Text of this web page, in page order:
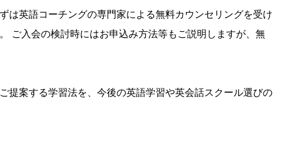
は英語コーチングの専門家による無料カウンセリングを受け
ご入会の検討時にはお申込み方法等もご説明しますが、無
提案する学習法を、今後の英語学習や英会話スクール選びの